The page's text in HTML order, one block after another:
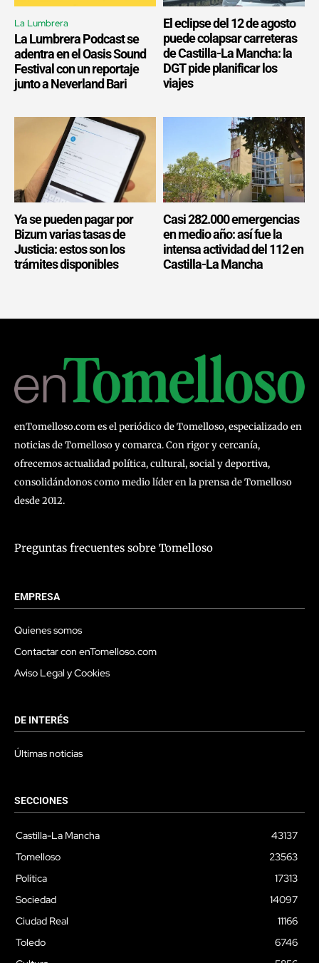
La Lumbrera
La Lumbrera Podcast se
adentra en el Oasis Sound
Festival con un reportaje
junto a Neverland Bari
El eclipse del 12 de agosto
puede colapsar carreteras
de Castilla-La Mancha: la
DGT pide planificar los
viajes
Ya se pueden pagar por
Bizum varias tasas de
Justicia: estos son los
trámites disponibles
Casi 282.000 emergencias
en medio año: así fue la
intensa actividad del 112 en
Castilla-La Mancha
enTomelloso.com es el periódico de Tomelloso, especializado en
noticias de Tomelloso y comarca. Con rigor y cercanía,
ofrecemos actualidad política, cultural, social y deportiva,
consolidándonos como medio líder en la prensa de Tomelloso
desde 2012.
Preguntas frecuentes sobre Tomelloso
EMPRESA
Quienes somos
Contactar con enTomelloso.com
Aviso Legal y Cookies
DE INTERÉS
Últimas noticias
SECCIONES
Castilla-La Mancha
43137
Tomelloso
23563
Política
17313
Sociedad
14097
Ciudad Real
11166
Toledo
6746